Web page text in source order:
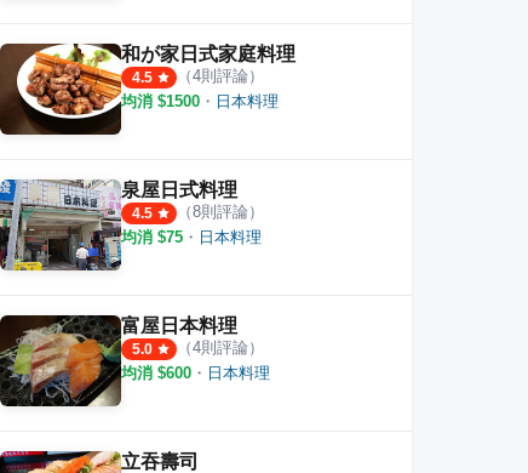
和が家日式家庭料理
4.5 （4則評論）
均消 $1500 ・ 日本料理
泉屋日式料理
4.5 （8則評論）
均消 $75 ・ 日本料理
富屋日本料理
5.0 （4則評論）
均消 $600 ・ 日本料理
立吞壽司